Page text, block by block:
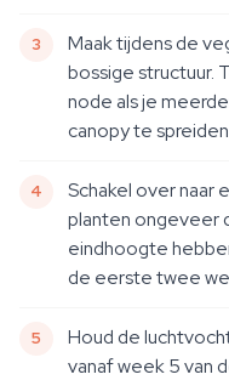
Maak tijdens de
bossige structuur.
node als je
canopy te
Schakel over naar
planten ongeveer
eindhoogte
de eerste twee
Houd de
vanaf week 5 van